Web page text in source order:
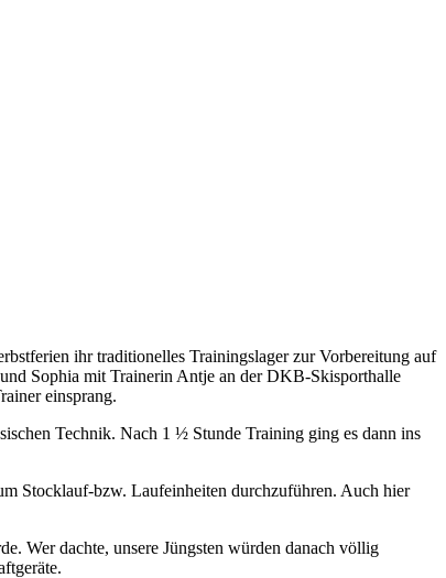
ihr traditionelles Trainingslager zur Vorbereitung auf
Sophia mit Trainerin Antje an der DKB-Skisporthalle
einsprang.
Technik. Nach 1 ½ Stunde Training ging es dann ins
Stocklauf-bzw. Laufeinheiten durchzuführen. Auch hier
Wer dachte, unsere Jüngsten würden danach völlig